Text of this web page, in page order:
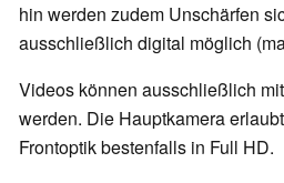
hin werden zudem Unschärfen
ausschließlich digital möglich
Videos können ausschließlich
werden. Die Hauptkamera
Frontoptik bestenfalls in Full HD.